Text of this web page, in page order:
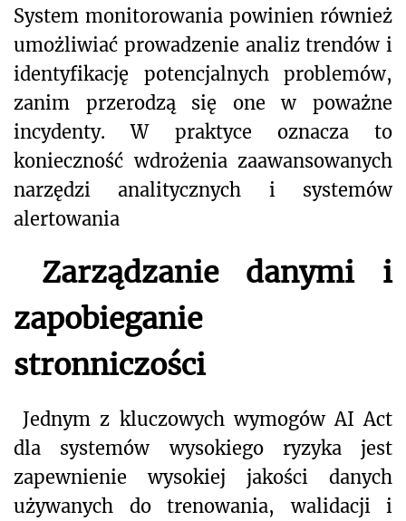
System monitorowania powinien również
umożliwiać prowadzenie analiz trendów i
identyfikację potencjalnych problemów,
zanim przerodzą się one w poważne
incydenty. W praktyce oznacza to
konieczność wdrożenia zaawansowanych
narzędzi analitycznych i systemów
alertowania
Zarządzanie danymi i
zapobieganie
stronniczości
Jednym z kluczowych wymogów AI Act
dla systemów wysokiego ryzyka jest
zapewnienie wysokiej jakości danych
używanych do trenowania, walidacji i